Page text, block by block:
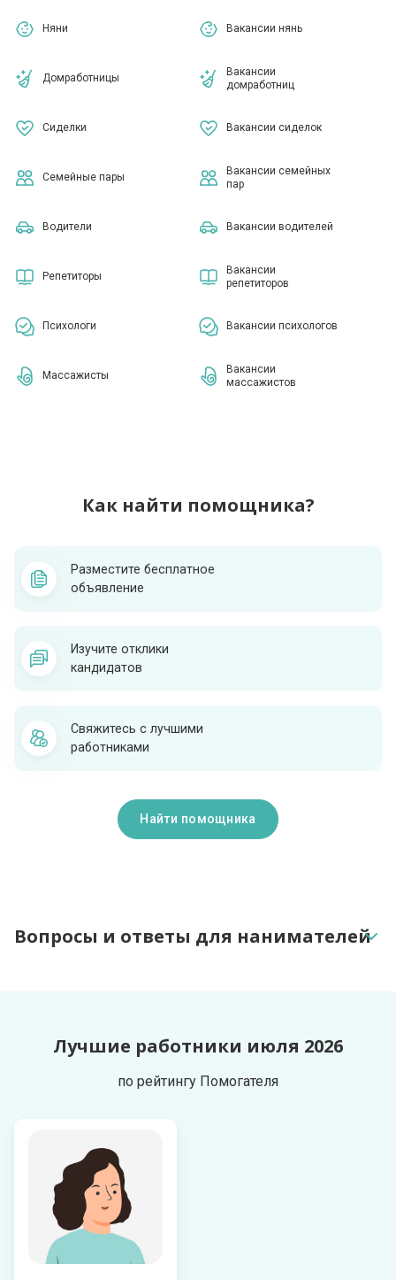
Няни
Домработницы
Сиделки
Семейные пары
Водители
Репетиторы
Психологи
Массажисты
Вакансии нянь
Вакансии
домработниц
Вакансии сиделок
Вакансии семейных
пар
Вакансии водителей
Вакансии
репетиторов
Вакансии психологов
Вакансии
массажистов
Как найти помощника?
Разместите бесплатное
объявление
Изучите отклики
кандидатов
Свяжитесь с лучшими
работниками
Найти помощника
Вопросы и ответы для нанимателей
На основании чего формируется рейтинг?
Как посмотреть отзывы о работниках?
Посмотреть все вопросы
Лучшие работники июля 2026
по рейтингу Помогателя